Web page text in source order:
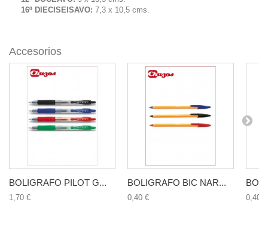
16º DIECISEISAVO: 7,3 x 10,5 cms.
Accesorios
BOLIGRAFO PILOT G...
1,70 €
BOLIGRAFO BIC NAR...
0,40 € 0,40 €